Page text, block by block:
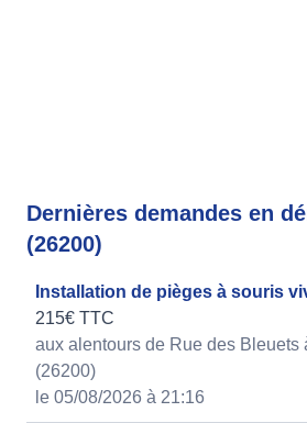
Dernières demandes en
(26200)
Installation de pièges à souris
215€ TTC
aux alentours de Rue des Bleuets
(26200)
le 05/08/2026 à 21:16